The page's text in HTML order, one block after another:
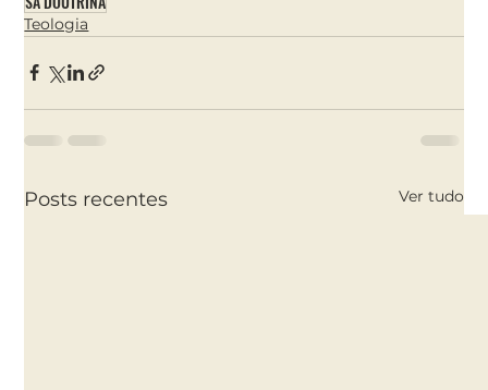
Teologia
Posts recentes Ver tudo